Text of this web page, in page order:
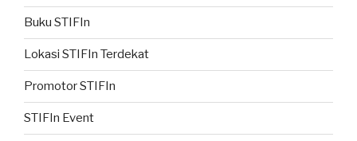
Buku STIFIn
Lokasi STIFIn Terdekat
Promotor STIFIn
STIFIn Event